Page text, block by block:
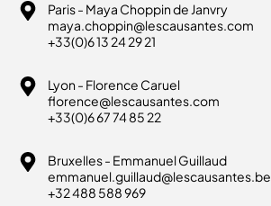
Paris - Maya Choppin de Janvry
maya.choppin@lescausantes.com
+33(0)6 13 24 29 21
Lyon - Florence Caruel
florence@lescausantes.com
+33(0)6 67 74 85 22
Bruxelles - Emmanuel Guillaud
emmanuel.guillaud@lescausantes.be
+32 488 588 969